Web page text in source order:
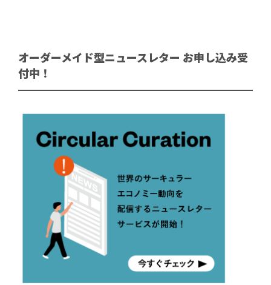
オーダーメイド型ニュースレター お申し込み受
付中！